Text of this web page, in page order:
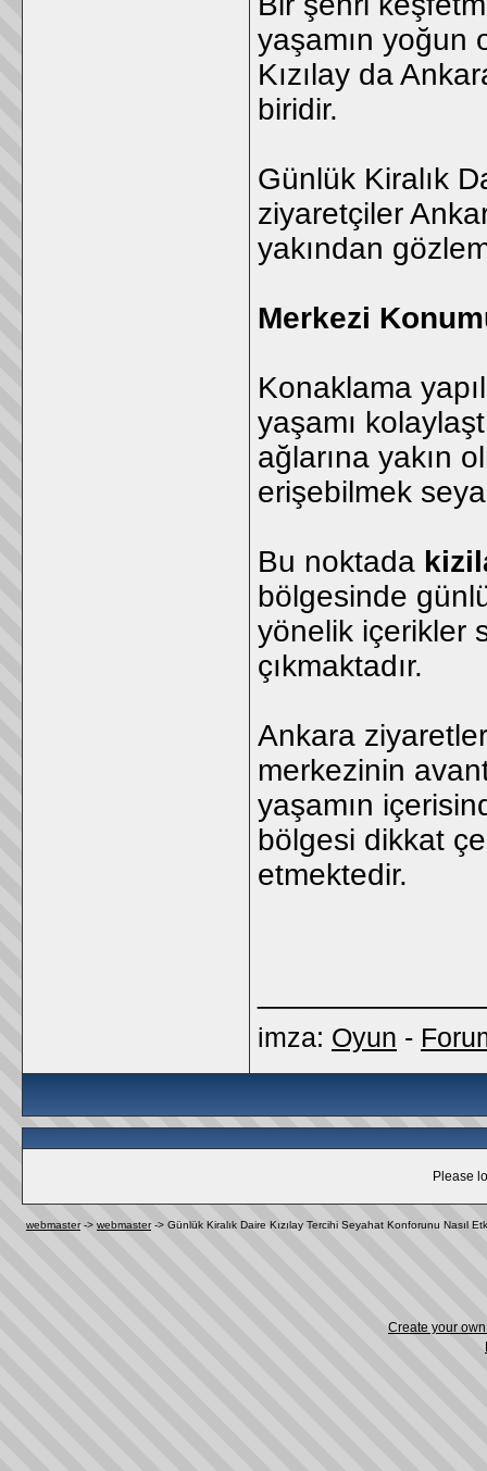
yaşamın yoğun
Kızılay da
biridir.
Günlük Kiralık
ziyaretçiler
yakından
Merkezi
Konaklama
yaşamı
ağlarına yakın
erişebilmek
Bu noktada
bölgesinde
yönelik içerikler
çıkmaktadır.
Ankara
merkezinin
yaşamın
bölgesi dikkat
etmektedir.
imza: Oyun -
Please
webmaster-> webmaster-> Günlük Kiralık Daire Kızılay Tercihi Seyahat Konforunu Nasıl
Create your